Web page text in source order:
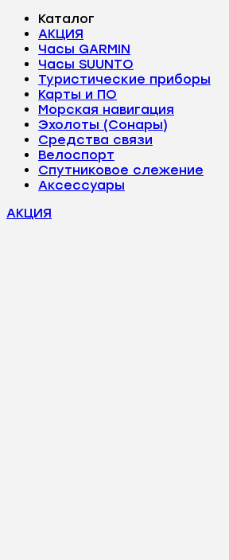
Каталог
АКЦИЯ
Часы GARMIN
Часы SUUNTO
Туристические приборы
Карты и ПО
Морская навигация
Эхолоты (Сонары)
Средства связи
Велоспорт
Спутниковое слежение
Аксессуары
АКЦИЯ